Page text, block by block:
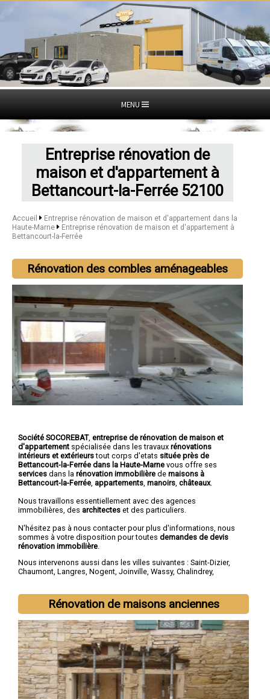
MENU
Entreprise rénovation de
maison et d'appartement à
Bettancourt-la-Ferrée 52100
Accueil
Entreprise rénovation de maison et d'appartement dans la
Haute-Marne
Entreprise rénovation de maison et d'appartement à
Bettancourt-la-Ferrée
Rénovation des combles aménageables
Société SOCOREBAT, entreprise de rénovation de maison et
d'appartement spécialisée dans les travaux rénovations
intérieurs et extérieurstout corps d'etats située près de
Bettancourt-la-Ferrée dans la Haute-Marne vous offre ses
services dans la rénovation immobilière de maisons à
Bettancourt-la-Ferrée appartements manoirs châteaux.
Nous travaillons essentiellement avec des agences
immobilières, des architectes et des particuliers.
N'hésitez pas à nous contacter pour plus d'informations, nous
sommes à votre disposition pour toutes demandes de devis
rénovation immobilière
Nous intervenons aussi dans les villes suivantes : Saint-Dizier,
Chaumont, Langres, Nogent, Joinville, Wassy, Chalindrey,
Rénovation de maisons anciennes